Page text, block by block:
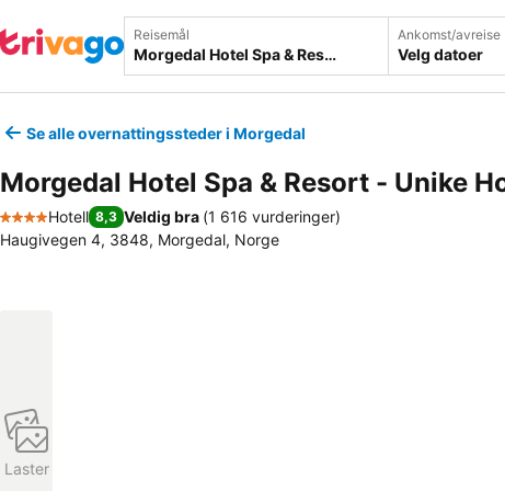
Reisemål Ankomst/avreise
Velg datoer
Se alle overnattingssteder i Morgedal
Morgedal Hotel Spa & Resort - Unike
4 Stjerner
Hotell 8,3 Veldig bra (1 616 vurderinger)
Haugivegen 4, 3848, Morgedal, Norge
Laster